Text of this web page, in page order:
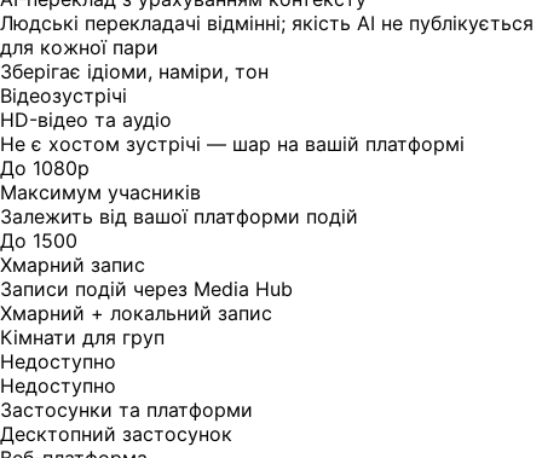
Людські перекладачі відмінні; якість AI не публікується
для кожної пари
Зберігає ідіоми, наміри, тон
Відеозустрічі
HD-відео та аудіо
Не є хостом зустрічі — шар на вашій платформі
До 1080p
Максимум учасників
Залежить від вашої платформи подій
До 1500
Хмарний запис
Записи подій через Media Hub
Хмарний + локальний запис
Кімнати для груп
Недоступно
Недоступно
Застосунки та платформи
Десктопний застосунок